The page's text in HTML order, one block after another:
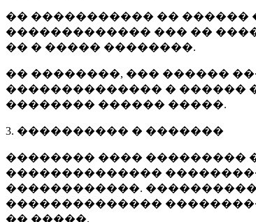
�� ����������� �� ������
������������� ��� ��
�� � ����� ��������.
�� ��������, ��� ������
�������������� � ������
�������� ������ �����.
3. ���������� � �������
�������� ���� ���������
��������������
������������.
��������������
�� �����.